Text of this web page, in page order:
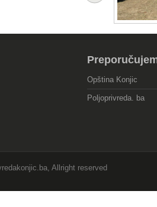
Opština Konjic
Poljoprivreda. ba
Allright reserved